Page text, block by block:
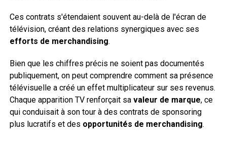
Ces contrats s'étendaient souvent au-delà de l'écran de
télévision, créant des relations synergiques avec ses
efforts de merchandising.
Bien que les chiffres précis ne soient pas documentés
publiquement, on peut comprendre comment sa présence
télévisuelle a créé un effet multiplicateur sur ses revenus.
Chaque apparition TV renforçait sa valeur de marque, ce
qui conduisait à son tour à des contrats de sponsoring
plus lucratifs et des opportunités de merchandising.